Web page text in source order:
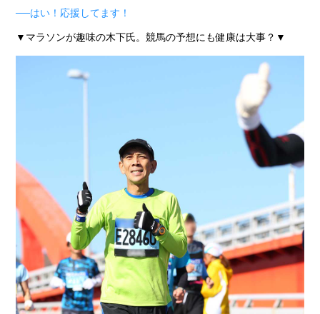
──はい！応援してます！
▼マラソンが趣味の木下氏。競馬の予想にも健康は大事？▼